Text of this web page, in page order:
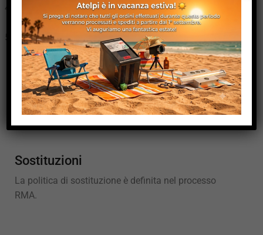
Inserire il modulo RMA insieme all’articolo da restituire
in una scatola.
Spedire ad ATELPI. Se le informazioni sono complete
e corrette, possiamo elaborare il vostro RMA
rapidamente.
Rimborsi
Il rimborso sarà valutato nel processo RMA.
Sostituzioni
La politica di sostituzione è definita nel processo
RMA.